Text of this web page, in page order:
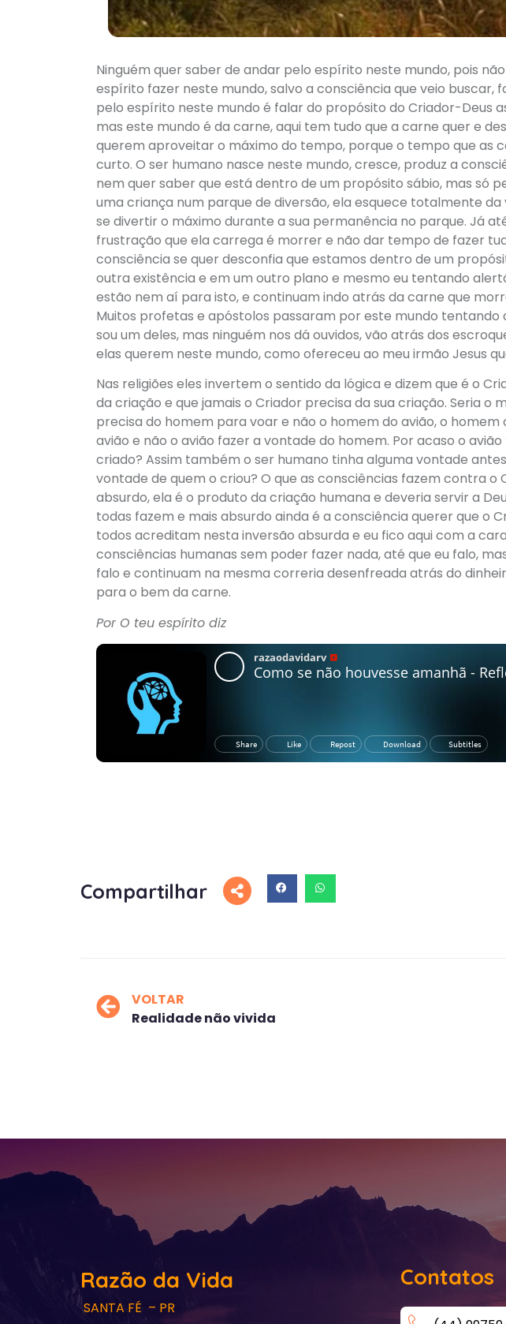
Ninguém quer saber de andar pelo espírito neste mundo, pois
espírito fazer neste mundo, salvo a consciência que veio buscar,
pelo espírito neste mundo é falar do propósito do Criador-Deus
mas este mundo é da carne, aqui tem tudo que a carne quer e
querem aproveitar o máximo do tempo, porque o tempo que as
curto. O ser humano nasce neste mundo, cresce, produz a
nem quer saber que está dentro de um propósito sábio, mas só
uma criança num parque de diversão, ela esquece totalmente da
se divertir o máximo durante a sua permanência no parque. Já
frustração que ela carrega é morrer e não dar tempo de fazer
consciência se quer desconfia que estamos dentro de um
outra existência e em um outro plano e mesmo eu tentando
estão nem aí para isto, e continuam indo atrás da carne que
Muitos profetas e apóstolos passaram por este mundo tentando
sou um deles, mas ninguém nos dá ouvidos, vão atrás dos
elas querem neste mundo, como ofereceu ao meu irmão Jesus
Nas religiões eles invertem o sentido da lógica e dizem que é o
da criação e que jamais o Criador precisa da sua criação. Seria o
precisa do homem para voar e não o homem do avião, o
avião e não o avião fazer a vontade do homem. Por acaso o
criado? Assim também o ser humano tinha alguma vontade
vontade de quem o criou? O que as consciências fazem contra
absurdo, ela é o produto da criação humana e deveria servir a
todas fazem e mais absurdo ainda é a consciência querer que o
todos acreditam nesta inversão absurda e eu fico aqui com a
consciências humanas sem poder fazer nada, até que eu falo,
falo e continuam na mesma correria desenfreada atrás do
para o bem da carne.
Por O teu espírito diz
Compartilhar
VOLTAR
Realidade não vivida
Razão da Vida
SANTA FÉ – PR
Contatos